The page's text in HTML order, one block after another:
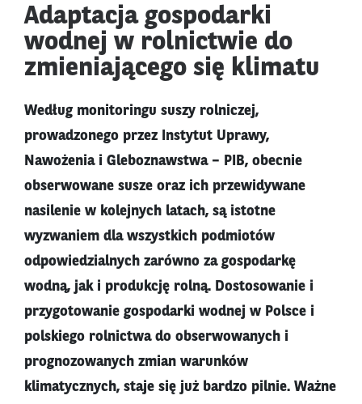
Adaptacja gospodarki
wodnej w rolnictwie do
zmieniającego się klimatu
Według monitoringu suszy rolniczej,
prowadzonego przez Instytut Uprawy,
Nawożenia i Gleboznawstwa – PIB, obecnie
obserwowane susze oraz ich przewidywane
nasilenie w kolejnych latach, są istotne
wyzwaniem dla wszystkich podmiotów
odpowiedzialnych zarówno za gospodarkę
wodną, jak i produkcję rolną. Dostosowanie i
przygotowanie gospodarki wodnej w Polsce i
polskiego rolnictwa do obserwowanych i
prognozowanych zmian warunków
klimatycznych, staje się już bardzo pilnie. Ważne